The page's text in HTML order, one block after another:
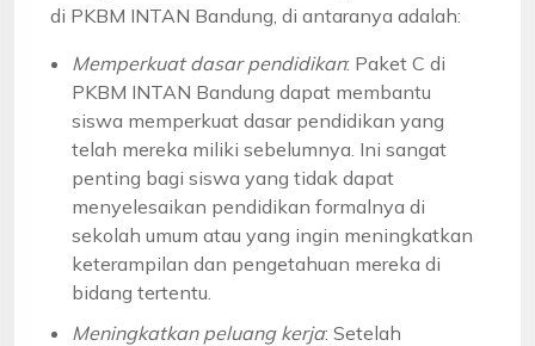
di PKBM INTAN Bandung, di antaranya adalah:
Memperkuat dasar pendidikan: Paket C di
PKBM INTAN Bandung dapat membantu
siswa memperkuat dasar pendidikan yang
telah mereka miliki sebelumnya. Ini sangat
penting bagi siswa yang tidak dapat
menyelesaikan pendidikan formalnya di
sekolah umum atau yang ingin meningkatkan
keterampilan dan pengetahuan mereka di
bidang tertentu.
Meningkatkan peluang kerja: Setelah